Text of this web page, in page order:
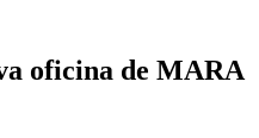
oficina de MARA